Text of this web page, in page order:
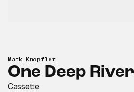
Mark Knopfler
One Deep River
Cassette